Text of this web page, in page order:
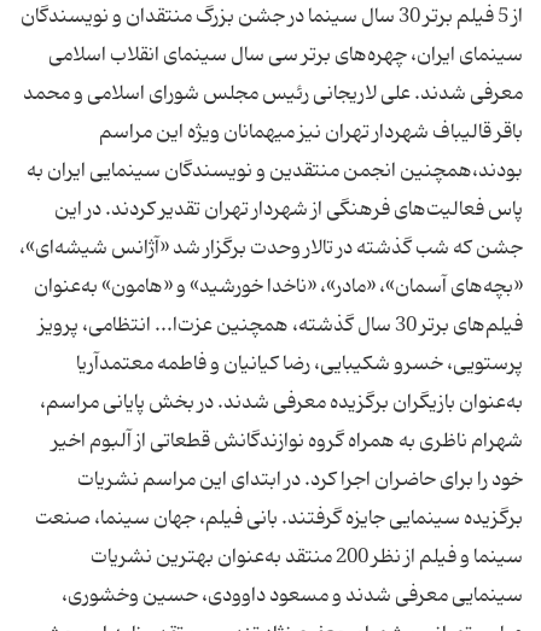
از 5 فیلم برتر 30 سال سینما در جشن بزرگ منتقدان و نویسندگان
سینمای ایران، چهره‌های برتر سی سال سینمای انقلاب اسلامی
معرفی شدند. علی لاریجانی رئیس مجلس شورای اسلامی و محمد
باقر قالیباف شهردار تهران نیز میهمانان ویژه این مراسم
بودند،همچنین انجمن منتقدین و نویسندگان سینمایی ایران به
پاس فعالیت‌های فرهنگی از شهردار تهران تقدیر كردند. در این
جشن كه شب گذشته در تالار وحدت برگزار شد «آژانس شیشه‌ای»،
«بچه‌های آسمان»، «مادر»، «ناخدا خورشید» و «هامون» به‌عنوان
فیلم‌های برتر 30 سال گذشته، همچنین عزت‌ا... انتظامی، پرویز
پرستویی، خسرو شكیبایی، رضا كیانیان و فاطمه معتمد‌آریا
به‌عنوان بازیگران برگزیده معرفی شدند. در بخش پایانی مراسم،
شهرام ناظری به همراه گروه نوازندگانش قطعاتی از آلبوم اخیر
خود را برای حاضران اجرا كرد. در ابتدای این مراسم نشریات
برگزیده سینمایی جایزه گرفتند. بانی فیلم، جهان سینما، صنعت
سینما و فیلم از نظر 200 منتقد به‌عنوان بهترین نشریات
سینمایی معرفی شدند و مسعود داوودی، حسین وخشوری،